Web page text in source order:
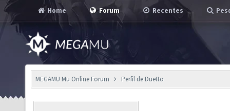
Home Forum Recentes
MEGAMU Mu Online Forum Perfil de Duetto